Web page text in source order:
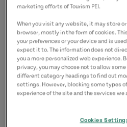
9023944754(A)
marketing efforts of Tourism PEI.
When you visit any website, it may store
browser, mostly in the form of cookies.
your preferences or your device and is
expect it to. The information does not
you a more personalized web experience.
privacy, you may choose not to allow
different category headings to find out
settings. However, blocking some types
experience of the site and the services we
Cookies